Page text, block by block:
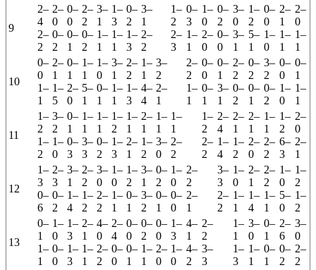
9
2–
4
2–
2
2–
0
0–
2
0–
0
0–
1
2–
2
0–
2
3–
1
1–
1
1–
3
1–
1
0–
2
1–
3
3–
1
2–
2
1–
2
2–
3
0–
3
1–
1
1–
0
2–
0
0–
2
0–
0
3–
0
3–
1
1–
2
5–
1
0–
0
1–
0
2–
1
1–
1
2–
0
1–
1
10
0–
0
1–
1
2–
1
1–
5
0–
1
2–
0
1–
1
5–
1
1–
0
0–
1
3–
1
1–
1
2–
2
1–
3
1–
1
4–
4
3–
2
2–
1
2–
2
1–
1
0–
0
0–
1
0–
1
3–
1
2–
2
0–
2
0–
2
0–
1
3–
2
0–
2
0–
0
1–
0
0–
1
1–
1
11
1–
2
1–
2
3–
2
1–
0
0–
1
0–
3
1–
1
3–
3
1–
1
0–
2
1–
2
1–
3
1–
1
2–
1
2–
1
1–
2
1–
1
3–
0
1–
1
2–
2
1–
2
2–
2
2–
4
1–
4
2–
1
1–
2
2–
1
2–
0
1–
1
2–
2
1–
2
6–
3
2–
0
2–
1
12
1–
3
0–
6
2–
3
0–
2
3–
1
1–
4
2–
2
1–
2
3–
0
2–
2
1–
0
1–
1
1–
2
0–
1
3–
1
3–
2
0–
2
0–
1
1–
0
0–
0
2–
2
2–
1
3–
3
2–
2
1–
0
1–
1
2–
1
1–
4
2–
2
1–
1
1–
0
5–
0
1–
2
1–
2
13
0–
1
1–
1
1–
0
0–
0
1–
3
1–
3
2–
1
1–
1
4–
0
2–
2
2–
4
0–
0
0–
0
0–
1
0–
2
1–
1
0–
0
2–
0
1–
3
1–
0
4–
1
4–
2
2–
2
3–
3
1–
1
1–
3
3–
0
1–
1
0–
1
0–
1
2–
6
0–
2
3–
0
2–
2